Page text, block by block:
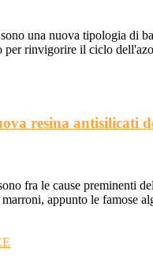
una nuova tipologia di
per rinvigorire il ciclo
resina antisilicati
fra le cause preminenti
appunto le famose